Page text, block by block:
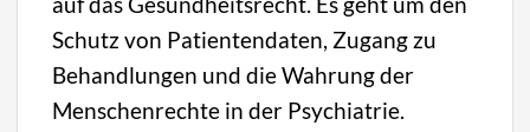
Schutz von Patientendaten, Zugang zu
Behandlungen und die Wahrung der
Menschenrechte in der Psychiatrie.